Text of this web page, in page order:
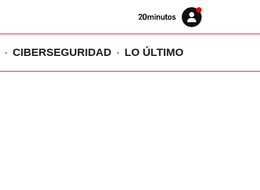
Volver
Iniciar
sesión
CIBERSEGURIDAD LO ÚLTIMO